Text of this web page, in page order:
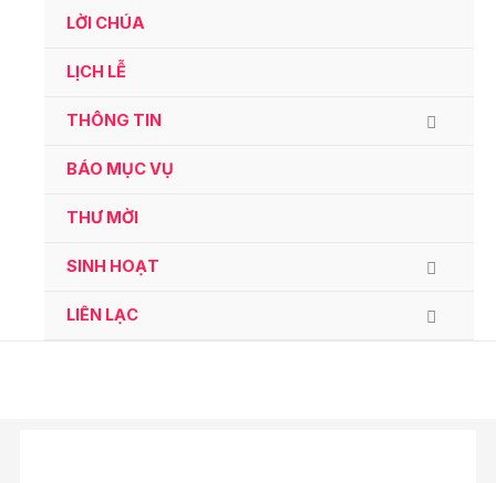
LỜI CHÚA
LỊCH LỄ
THÔNG TIN
BÁO MỤC VỤ
THƯ MỜI
SINH HOẠT
LIÊN LẠC